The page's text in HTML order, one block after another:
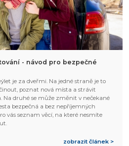
- návod pro bezpečné
je za dveřmi. Na jedné straně je to
poznat nová místa a strávit
Na druhé se může změnit v nečekané
bezpečná a bez nepříjemných
vás seznam věcí, na které nesmíte
zobrazit článek >